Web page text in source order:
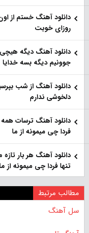
دانلود آهنگ خستم از
روزای خوبت
دانلود آهنگ دیگه
جوونیم دیگه بسه خدایا
دانلود آهنگ از شب
دلخوشی ندارم
دانلود آهنگ ترسات
فردا چی میمونه از ما
دانلود آهنگ هر بار
تنها فردا چی میمونه از
مطالب مرتبط
سل آهنگ